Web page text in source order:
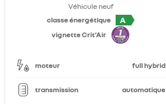
Véhicule neuf
classe énergétique
A
vignette Crit'Air
moteur full hybrid
transmission automatique